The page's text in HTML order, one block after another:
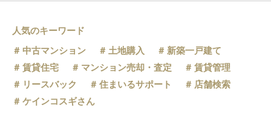
人気のキーワード
中古マンション
土地購入
新築一戸建て
賃貸住宅
マンション売却・査定
賃貸管理
リースバック
住まいるサポート
店舗検索
ケインコスギさん